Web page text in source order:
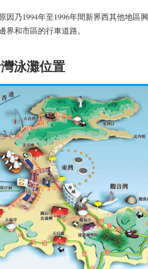
乃1994年至1996年間新界西其他地區興
界和市區的行車道路。
泳灘位置